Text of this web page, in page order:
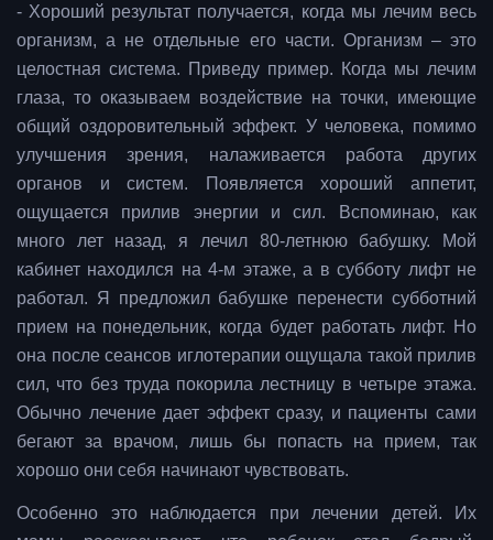
- Хороший результат получается, когда мы лечим весь
организм, а не отдельные его части. Организм – это
целостная система. Приведу пример. Когда мы лечим
глаза, то оказываем воздействие на точки, имеющие
общий оздоровительный эффект. У человека, помимо
улучшения зрения, налаживается работа других
органов и систем. Появляется хороший аппетит,
ощущается прилив энергии и сил. Вспоминаю, как
много лет назад, я лечил 80-летнюю бабушку. Мой
кабинет находился на 4-м этаже, а в субботу лифт не
работал. Я предложил бабушке перенести субботний
прием на понедельник, когда будет работать лифт. Но
она после сеансов иглотерапии ощущала такой прилив
сил, что без труда покорила лестницу в четыре этажа.
Обычно лечение дает эффект сразу, и пациенты сами
бегают за врачом, лишь бы попасть на прием, так
хорошо они себя начинают чувствовать.
Особенно это наблюдается при лечении детей. Их